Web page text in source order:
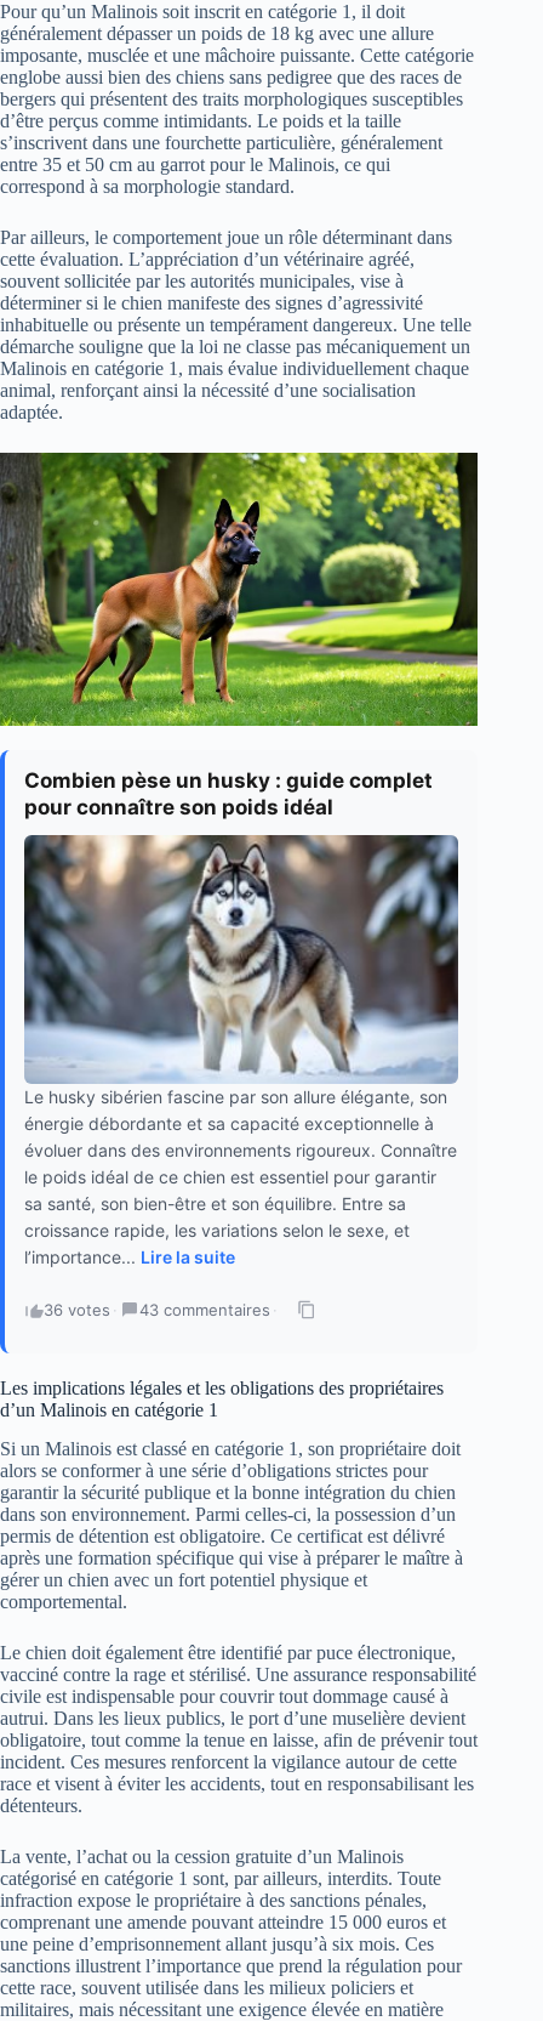
Pour qu’un Malinois soit inscrit en catégorie 1, il doit
généralement dépasser un poids de 18 kg avec une allure
imposante, musclée et une mâchoire puissante. Cette catégorie
englobe aussi bien des chiens sans pedigree que des races de
bergers qui présentent des traits morphologiques susceptibles
d’être perçus comme intimidants. Le poids et la taille
s’inscrivent dans une fourchette particulière, généralement
entre 35 et 50 cm au garrot pour le Malinois, ce qui
correspond à sa morphologie standard.
Par ailleurs, le comportement joue un rôle déterminant dans
cette évaluation. L’appréciation d’un vétérinaire agréé,
souvent sollicitée par les autorités municipales, vise à
déterminer si le chien manifeste des signes d’agressivité
inhabituelle ou présente un tempérament dangereux. Une telle
démarche souligne que la loi ne classe pas mécaniquement un
Malinois en catégorie 1, mais évalue individuellement chaque
animal, renforçant ainsi la nécessité d’une socialisation
adaptée.
Combien pèse un husky : guide complet
pour connaître son poids idéal
Le husky sibérien fascine par son allure élégante, son
énergie débordante et sa capacité exceptionnelle à
évoluer dans des environnements rigoureux. Connaître
le poids idéal de ce chien est essentiel pour garantir
sa santé, son bien-être et son équilibre. Entre sa
croissance rapide, les variations selon le sexe, et
l’importance... Lire la suite
36 votes · 43 commentaires ·
Les implications légales et les obligations des propriétaires
d’un Malinois en catégorie 1
Si un Malinois est classé en catégorie 1, son propriétaire doit
alors se conformer à une série d’obligations strictes pour
garantir la sécurité publique et la bonne intégration du chien
dans son environnement. Parmi celles-ci, la possession d’un
permis de détention est obligatoire. Ce certificat est délivré
après une formation spécifique qui vise à préparer le maître à
gérer un chien avec un fort potentiel physique et
comportemental.
Le chien doit également être identifié par puce électronique,
vacciné contre la rage et stérilisé. Une assurance responsabilité
civile est indispensable pour couvrir tout dommage causé à
autrui. Dans les lieux publics, le port d’une muselière devient
obligatoire, tout comme la tenue en laisse, afin de prévenir tout
incident. Ces mesures renforcent la vigilance autour de cette
race et visent à éviter les accidents, tout en responsabilisant les
détenteurs.
La vente, l’achat ou la cession gratuite d’un Malinois
catégorisé en catégorie 1 sont, par ailleurs, interdits. Toute
infraction expose le propriétaire à des sanctions pénales,
comprenant une amende pouvant atteindre 15 000 euros et
une peine d’emprisonnement allant jusqu’à six mois. Ces
sanctions illustrent l’importance que prend la régulation pour
cette race, souvent utilisée dans les milieux policiers et
militaires, mais nécessitant une exigence élevée en matière